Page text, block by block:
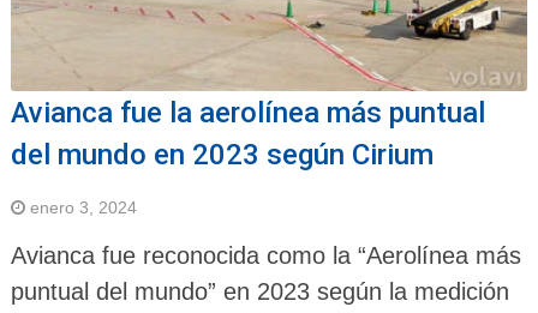
Avianca fue la aerolínea más puntual
del mundo en 2023 según Cirium
enero 3, 2024
Avianca fue reconocida como la “Aerolínea más
puntual del mundo” en 2023 según la medición